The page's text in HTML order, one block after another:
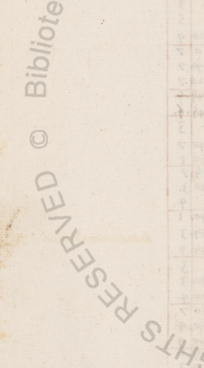
Latin Works
Latin Manuscripts
Latin Early Prints
Images
beta Glossary
Resources
Licenses ·Contact
Impressum
Privacy· 2013
Print 🖨